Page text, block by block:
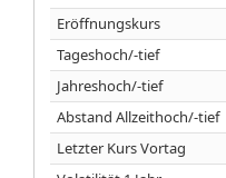
Eröffnungskurs
Tageshoch/-tief
Jahreshoch/-tief
Abstand Allzeithoch/-tief
Letzter Kurs Vortag